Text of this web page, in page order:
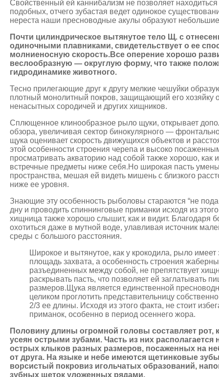
Свойственный ей каннибализм не позволяет
подобных, отчего зубастая ведет одинокое
нереста наши пресноводные акулы образуют
Почти цилиндрическое вытянутое тело Щ. с
одиночными плавниками, свидетельствует о ее
молниеносную скорость.Все оперение хорошо
веслообразную — округлую форму, что также
гидродинамике животного.
Тесно прилегающие друг к другу мелкие чешуйки
плотный монолитный покров, защищающий его хозяйку
ненасытных сородичей и других хищников.
Сплющенное клинообразное рыло щуки, открывает
обзора, увеличивая сектор бинокулярного —
щука оценивает скорость движущихся объектов и
этой особенности строения черепа и высоко
просматривать акваторию над собой также хорошо, как
встречные предметы ниже себя.Но широкая пасть
пространства, мешая ей видеть мишень с близкого
ниже ее уровня.
Знающие эту особенность рыболовы стараются “не
дну и проводить спиннинговые приманки исходя из
хищница также хорошо слышит, как и видит. Благодаря
охотиться даже в мутной воде, улавливая источник
среды с большого расстояния.
Широкое и вытянутое, как у крокодила, рыло имеет
площадь захвата, а особенность строения
разъединенных между собой, не препятствует
раскрывать пасть, что позволяет ей заглатывать
размеров.Щука является единственной
целиком проглотить представительницу
2/3 ее длины. Исходя из этого факта, не стоит
приманок, особенно в период осеннего жора.
Половину длины огромной головы составляет рот,
усеян острыми зубами. Часть из них располагается
острых клыков разных размеров, посаженных на
от друга. На языке и небе имеются щетинковые
ворсистый покровиз игольчатых образований,
зубных щеток уложенных рядами.